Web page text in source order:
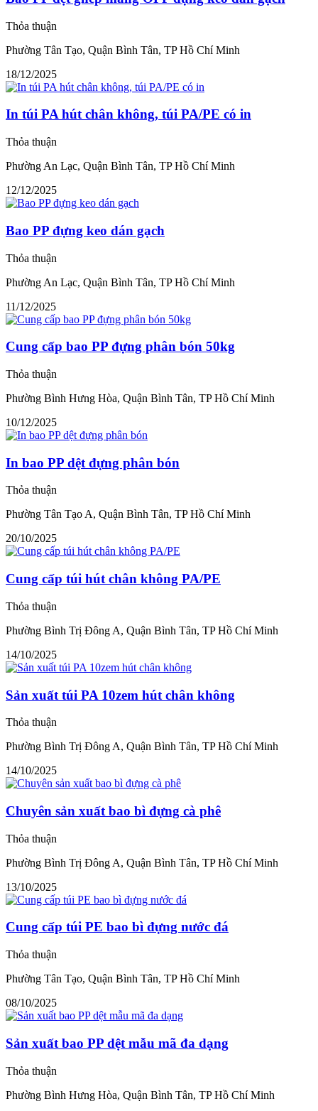
Thỏa thuận
Phường Tân Tạo, Quận Bình Tân, TP Hồ Chí Minh
18/12/2025
In túi PA hút chân không, túi PA/PE có in
Thỏa thuận
Phường An Lạc, Quận Bình Tân, TP Hồ Chí Minh
12/12/2025
Bao PP đựng keo dán gạch
Thỏa thuận
Phường An Lạc, Quận Bình Tân, TP Hồ Chí Minh
11/12/2025
Cung cấp bao PP đựng phân bón 50kg
Thỏa thuận
Phường Bình Hưng Hòa, Quận Bình Tân, TP Hồ Chí Minh
10/12/2025
In bao PP dệt đựng phân bón
Thỏa thuận
Phường Tân Tạo A, Quận Bình Tân, TP Hồ Chí Minh
20/10/2025
Cung cấp túi hút chân không PA/PE
Thỏa thuận
Phường Bình Trị Đông A, Quận Bình Tân, TP Hồ Chí Minh
14/10/2025
Sản xuất túi PA 10zem hút chân không
Thỏa thuận
Phường Bình Trị Đông A, Quận Bình Tân, TP Hồ Chí Minh
14/10/2025
Chuyên sản xuất bao bì đựng cà phê
Thỏa thuận
Phường Bình Trị Đông A, Quận Bình Tân, TP Hồ Chí Minh
13/10/2025
Cung cấp túi PE bao bì đựng nước đá
Thỏa thuận
Phường Tân Tạo, Quận Bình Tân, TP Hồ Chí Minh
08/10/2025
Sản xuất bao PP dệt mẫu mã đa dạng
Thỏa thuận
Phường Bình Hưng Hòa, Quận Bình Tân, TP Hồ Chí Minh